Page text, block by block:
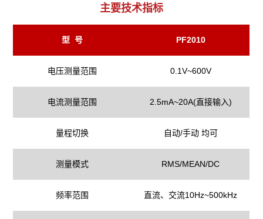
主要技术指标
型 号 PF2010
电压测量范围 0.1V~600V
电流测量范围 2.5mA~20A(直接输入)
量程切换 自动/手动 均可
测量模式 RMS/MEAN/DC
频率范围 直流、交流10Hz~500kHz